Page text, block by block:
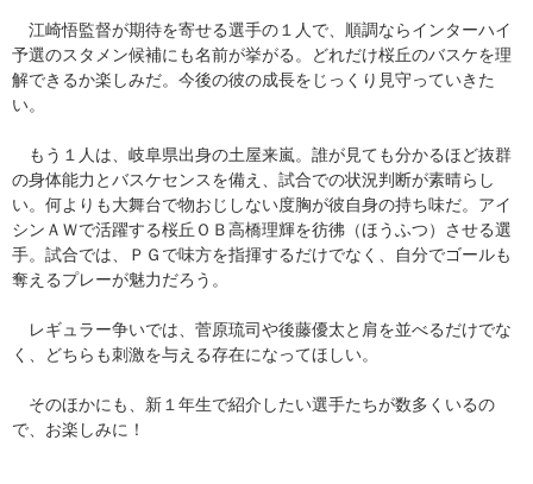
江崎悟監督が期待を寄せる選手の１人で、順調ならインターハイ
予選のスタメン候補にも名前が挙がる。どれだけ桜丘のバスケを理
解できるか楽しみだ。今後の彼の成長をじっくり見守っていきた
い。
もう１人は、岐阜県出身の土屋来嵐。誰が見ても分かるほど抜群
の身体能力とバスケセンスを備え、試合での状況判断が素晴らし
い。何よりも大舞台で物おじしない度胸が彼自身の持ち味だ。アイ
シンＡＷで活躍する桜丘ＯＢ高橋理輝を彷彿（ほうふつ）させる選
手。試合では、ＰＧで味方を指揮するだけでなく、自分でゴールも
奪えるプレーが魅力だろう。
レギュラー争いでは、菅原琉司や後藤優太と肩を並べるだけでな
く、どちらも刺激を与える存在になってほしい。
そのほかにも、新１年生で紹介したい選手たちが数多くいるの
で、お楽しみに！